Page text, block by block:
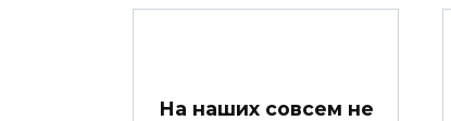
На наших совсем не